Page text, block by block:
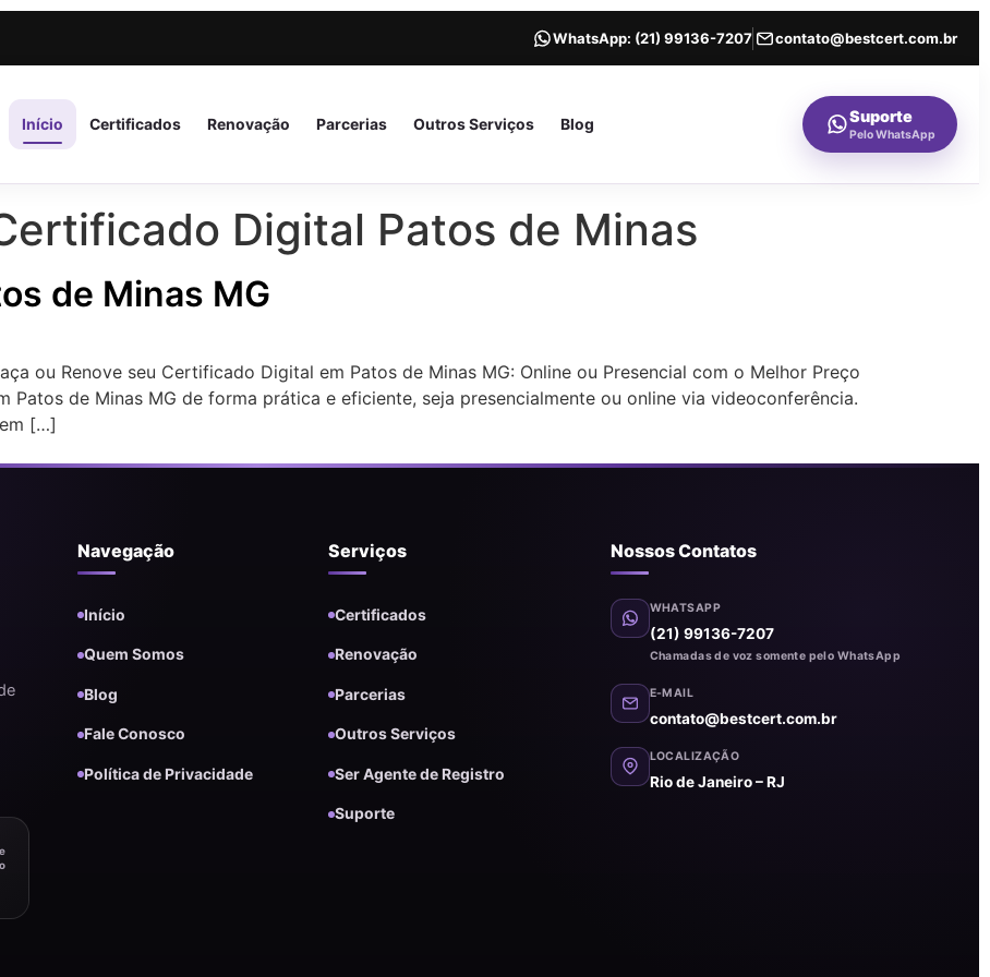
WhatsApp: (21) 99136-7207 contato@bestcert.com.br
Início Certificados Renovação Parcerias Outros Serviços Blog Suporte
Pelo WhatsApp
Digital Patos de Minas
de Minas MG
ou Renove seu Certificado Digital em Patos de Minas MG: Online ou Presencial com o Melhor Preço
Patos de Minas MG de forma prática e eficiente, seja presencialmente ou online via videoconferência.
[…]
Navegação
Início
Quem Somos
Blog
Fale Conosco
Política de Privacidade
Serviços
Certificados
Renovação
Parcerias
Outros Serviços
Ser Agente de Registro
Suporte
Nossos Contatos
WHATSAPP
(21) 99136-7207
Chamadas de voz somente pelo WhatsApp
E-MAIL
contato@bestcert.com.br
LOCALIZAÇÃO
Rio de Janeiro – RJ